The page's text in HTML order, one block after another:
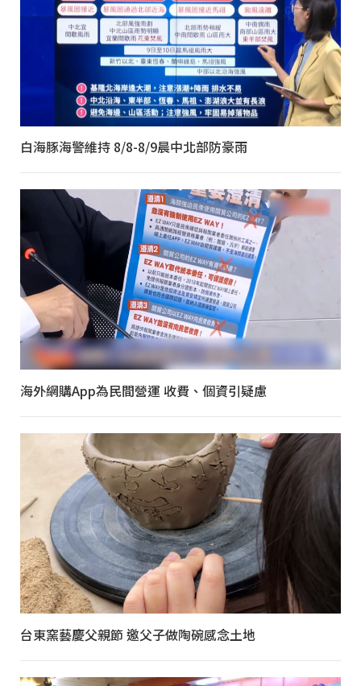
白海豚海警維持 8/8-8/9晨中北部防豪雨
海外網購App為民間營運 收費、個資引疑慮
台東窯藝慶父親節 邀父子做陶碗感念土地